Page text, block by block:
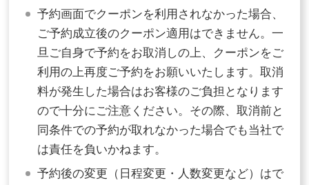
予約画面でクーポンを利用されなかった場合、
ご予約成立後のクーポン適用はできません。一
旦ご自身で予約をお取消しの上、クーポンをご
利用の上再度ご予約をお願いいたします。取消
料が発生した場合はお客様のご負担となります
ので十分にご注意ください。その際、取消前と
同条件での予約が取れなかった場合でも当社で
は責任を負いかねます。
予約後の変更（日程変更・人数変更など）はで